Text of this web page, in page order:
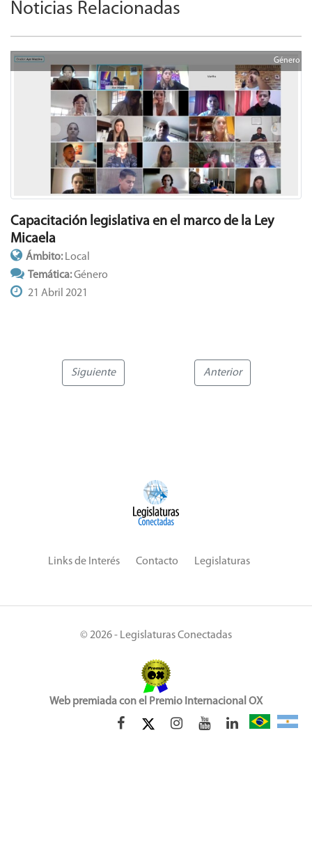
Noticias Relacionadas
Género
Capacitación legislativa en el marco de la Ley
Micaela
Ámbito:Local
Temática:Género
21 Abril 2021
Siguiente Anterior
Links de Interés Contacto Legislaturas
© 2026 - Legislaturas Conectadas
Web premiada con el Premio Internacional OX